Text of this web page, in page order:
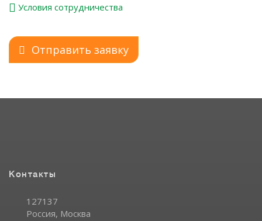
Условия сотрудничества
Отправить заявку
Контакты
127137
Россия, Москва